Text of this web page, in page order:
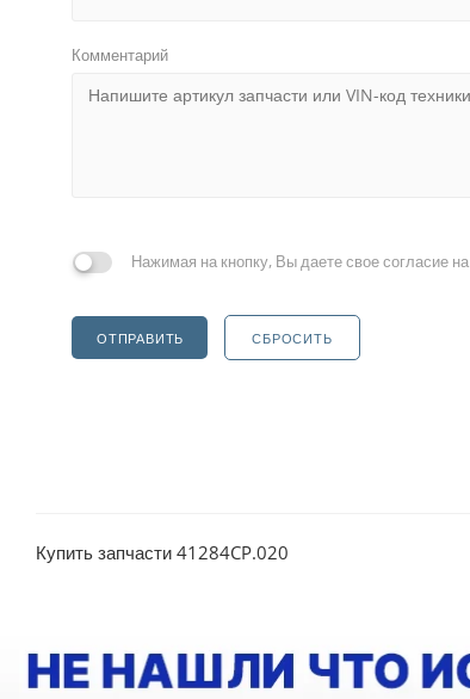
Комментарий
Нажимая на кнопку, Вы даете свое согласие на
ОТПРАВИТЬ СБРОСИТЬ
Купить запчасти 41284CP.020